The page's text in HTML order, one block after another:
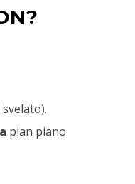
pian piano